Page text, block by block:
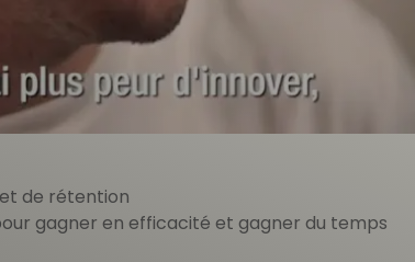
et de comprendre les leviers qu'il avait
de rétention
gagner en efficacité et gagner du temps